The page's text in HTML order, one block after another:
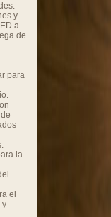
y
a
de
para
la
el
y